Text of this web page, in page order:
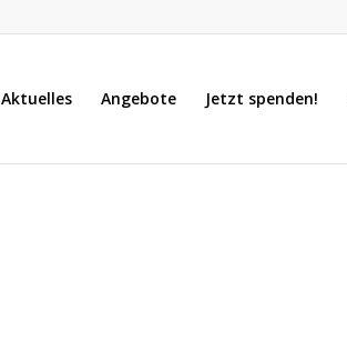
Aktuelles Angebote Jetzt spenden!